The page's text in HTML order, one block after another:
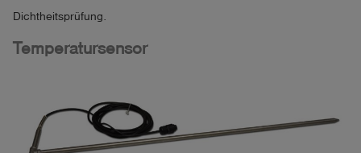
Dichtheitsprüfung.
Temperatursensor